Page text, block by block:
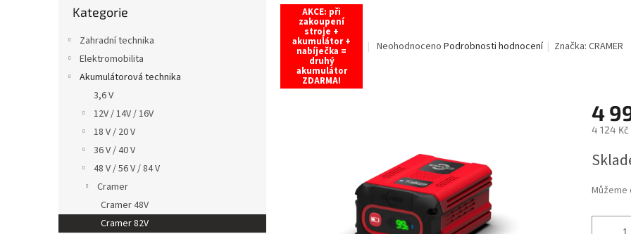
kategorie
Kategorie
Zahradní technika
Elektromobilita
Akumulátorová technika
3,6 V
12V / 14V / 16V
18 V / 20 V
36 V / 40 V
48 V / 56 V / 84 V
Cramer
Cramer 48V
Cramer 82V
AKCE: při
zakoupení
stroje +
akumulátor +
nabíječka =
druhý
akumulátor
ZDARMA!
Průměrné
Neohodnoceno Podrobnosti hodnocení Značka:CRAMER
4
4 124 Kč
cena: